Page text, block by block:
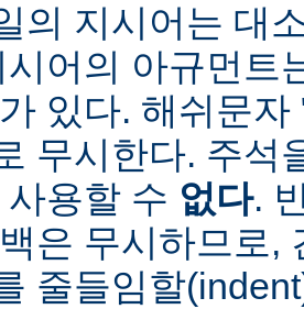
의 지시어는 대
시어의 아규먼트
있다. 해쉬문
무시한다. 주석
용할 수 없다.
은 무시하므로,
줄들임할